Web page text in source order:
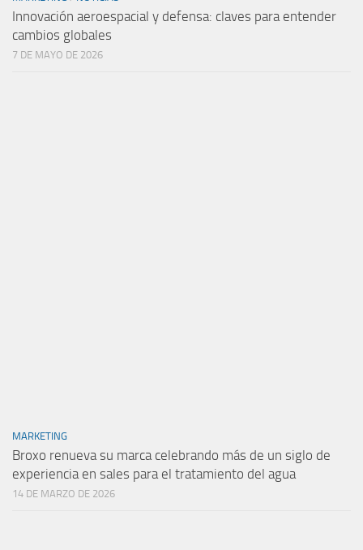
Innovación aeroespacial y defensa: claves para entender
cambios globales
7 DE MAYO DE 2026
MARKETING
Broxo renueva su marca celebrando más de un siglo de
experiencia en sales para el tratamiento del agua
14 DE MARZO DE 2026